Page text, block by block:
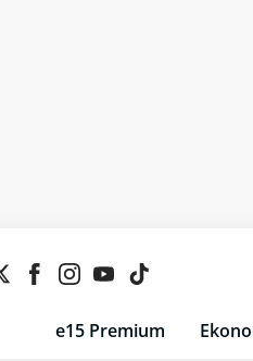
e15 Premium